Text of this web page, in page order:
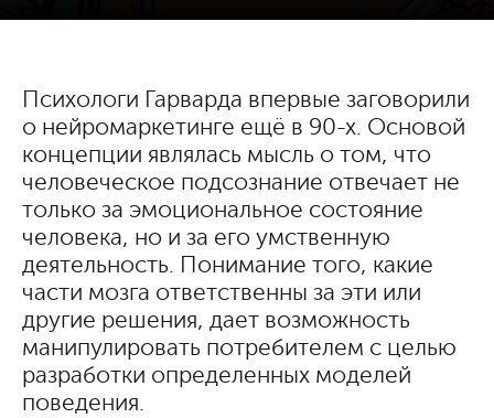
Психологи Гарварда впервые заговорили
о нейромаркетинге ещё в 90-х. Основой
концепции являлась мысль о том, что
человеческое подсознание отвечает не
только за эмоциональное состояние
человека, но и за его умственную
деятельность. Понимание того, какие
части мозга ответственны за эти или
другие решения, дает возможность
манипулировать потребителем с целью
разработки определенных моделей
поведения.